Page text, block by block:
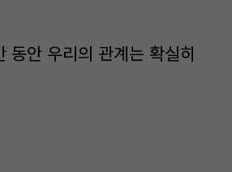
동안 우리의 관계는 확실히